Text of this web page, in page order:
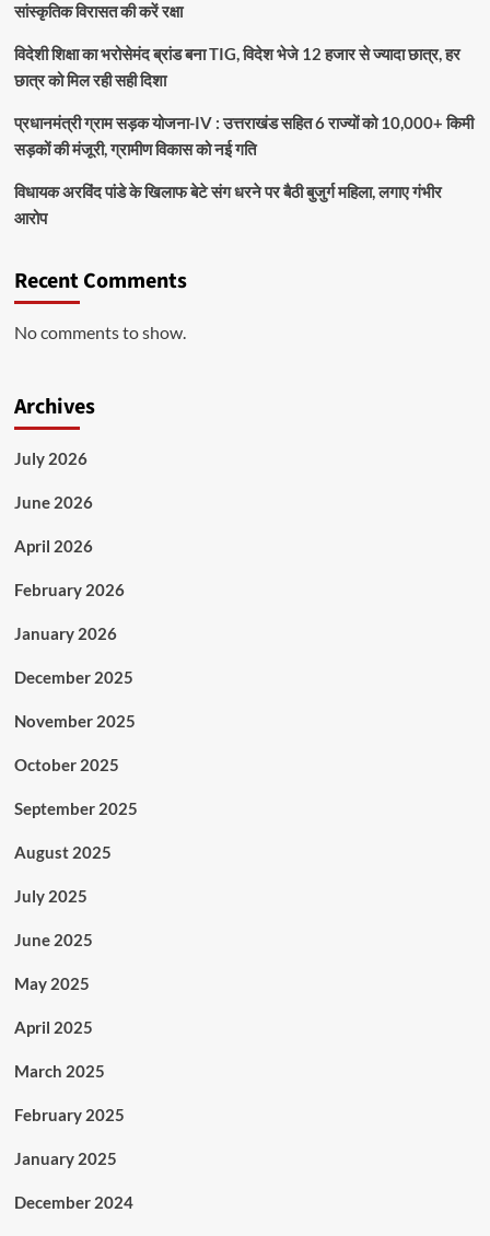
सांस्कृतिक विरासत की करें रक्षा
विदेशी शिक्षा का भरोसेमंद ब्रांड बना TIG, विदेश भेजे 12 हजार से ज्यादा छात्र, हर
छात्र को मिल रही सही दिशा
प्रधानमंत्री ग्राम सड़क योजना-IV : उत्तराखंड सहित 6 राज्यों को 10,000+ किमी
सड़कों की मंजूरी, ग्रामीण विकास को नई गति
विधायक अरविंद पांडे के खिलाफ बेटे संग धरने पर बैठी बुजुर्ग महिला, लगाए गंभीर
आरोप
Recent Comments
No comments to show.
Archives
July 2026
June 2026
April 2026
February 2026
January 2026
December 2025
November 2025
October 2025
September 2025
August 2025
July 2025
June 2025
May 2025
April 2025
March 2025
February 2025
January 2025
December 2024